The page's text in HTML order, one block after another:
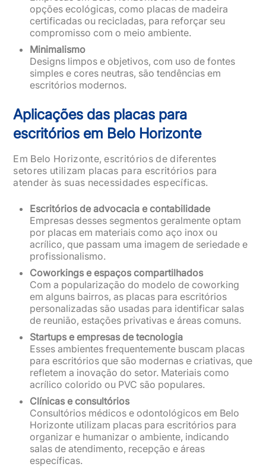
opções ecológicas, como placas de madeira
certificadas ou recicladas, para reforçar seu
compromisso com o meio ambiente.
Minimalismo
Designs limpos e objetivos, com uso de fontes
simples e cores neutras, são tendências em
escritórios modernos.
Aplicações das placas para
escritórios em Belo Horizonte
Em Belo Horizonte, escritórios de diferentes
setores utilizam placas para escritórios para
atender às suas necessidades específicas.
Escritórios de advocacia e contabilidade
Empresas desses segmentos geralmente optam
por placas em materiais como aço inox ou
acrílico, que passam uma imagem de seriedade e
profissionalismo.
Coworkings e espaços compartilhados
Com a popularização do modelo de coworking
em alguns bairros, as placas para escritórios
personalizadas são usadas para identificar salas
de reunião, estações privativas e áreas comuns.
Startups e empresas de tecnologia
Esses ambientes frequentemente buscam placas
para escritórios que são modernas e criativas, que
refletem a inovação do setor. Materiais como
acrílico colorido ou PVC são populares.
Clínicas e consultórios
Consultórios médicos e odontológicos em Belo
Horizonte utilizam placas para escritórios para
organizar e humanizar o ambiente, indicando
salas de atendimento, recepção e áreas
específicas.